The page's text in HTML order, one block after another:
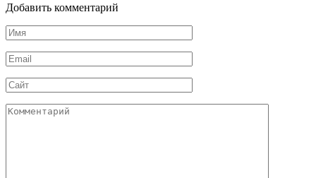
Добавить комментарий
Имя
*
Email
*
Сайт
Комментарий